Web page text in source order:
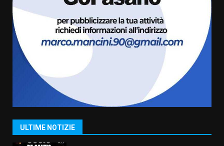
ULTIME NOTIZIE
Carta d’identità: continua il piano
di aperture straordinarie del
Comune di Fasano
6 Agosto 2026 14:16
1
La Banda Città di Fasano apre
ufficialmente la Festa di